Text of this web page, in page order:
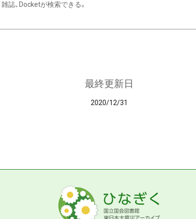
雑誌、Docketが検索できる。
最終更新日
2020/12/31